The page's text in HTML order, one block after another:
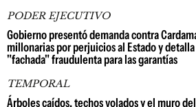
PODER EJECUTIVO
Gobierno presentó demanda contra
millonarias por perjuicios al Estado y
"fachada" fraudulenta para las garantías
TEMPORAL
Árboles caídos, techos volados y el muro